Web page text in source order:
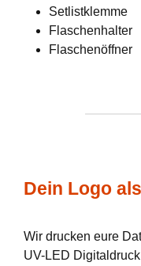
Setlistklemme
Flaschenhalter
Flaschenöffner
Dein Logo
Wir drucken eure
UV-LED